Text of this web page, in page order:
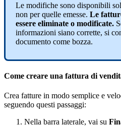
Le modifiche sono disponibili
non per quelle emesse. Le
essere eliminate o modificate.
informazioni siano corrette, si
documento come bozza.
Come creare una fattura di
Crea fatture in modo semplice e
seguendo questi passaggi:
Nella barra laterale, vai su